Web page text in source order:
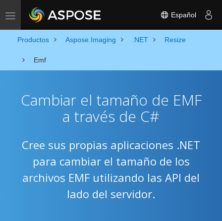
Toggle navigation Español
Productos Aspose.Imaging .NET Resize
Emf
Cambiar el tamaño de EMF
a través de C#
Cree sus propias aplicaciones .NET
para cambiar el tamaño de los
archivos EMF utilizando las API del
lado del servidor.